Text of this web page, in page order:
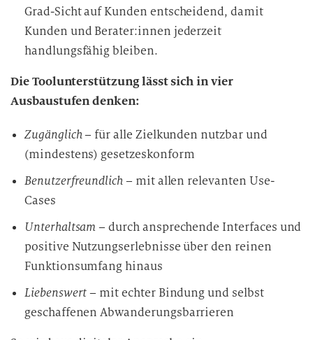
Grad-Sicht auf Kunden entscheidend, damit
Kunden und Berater:innen jederzeit
handlungsfähig bleiben.
Die Toolunterstützung lässt sich in vier
Ausbaustufen denken:
Zugänglich– für alle Zielkunden nutzbar und
(mindestens) gesetzeskonform
Benutzerfreundlich– mit allen relevanten Use-
Cases
Unterhaltsam– durch ansprechende Interfaces und
positive Nutzungserlebnisse über den reinen
Funktionsumfang hinaus
Liebenswert– mit echter Bindung und selbst
geschaffenen Abwanderungsbarrieren